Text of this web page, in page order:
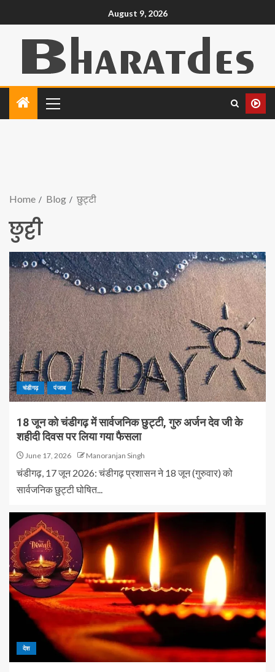
August 9, 2026
Home Blog छुट्टी
छुट्टी
चंडीगढ़ पंजाब
18 जून को चंडीगढ़ में सार्वजनिक छुट्टी, गुरु अर्जन देव जी के
शहीदी दिवस पर लिया गया फैसला
June 17, 2026 Manoranjan Singh
चंडीगढ़, 17 जून 2026: चंडीगढ़ प्रशासन ने 18 जून (गुरुवार) को
सार्वजनिक छुट्टी घोषित...
देश